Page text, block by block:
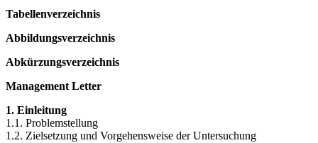
Tabellenverzeichnis
Abbildungsverzeichnis
Abkürzungsverzeichnis
Management Letter
1. Einleitung
1.1. Problemstellung
1.2. Zielsetzung und Vorgehensweise der Untersuchung